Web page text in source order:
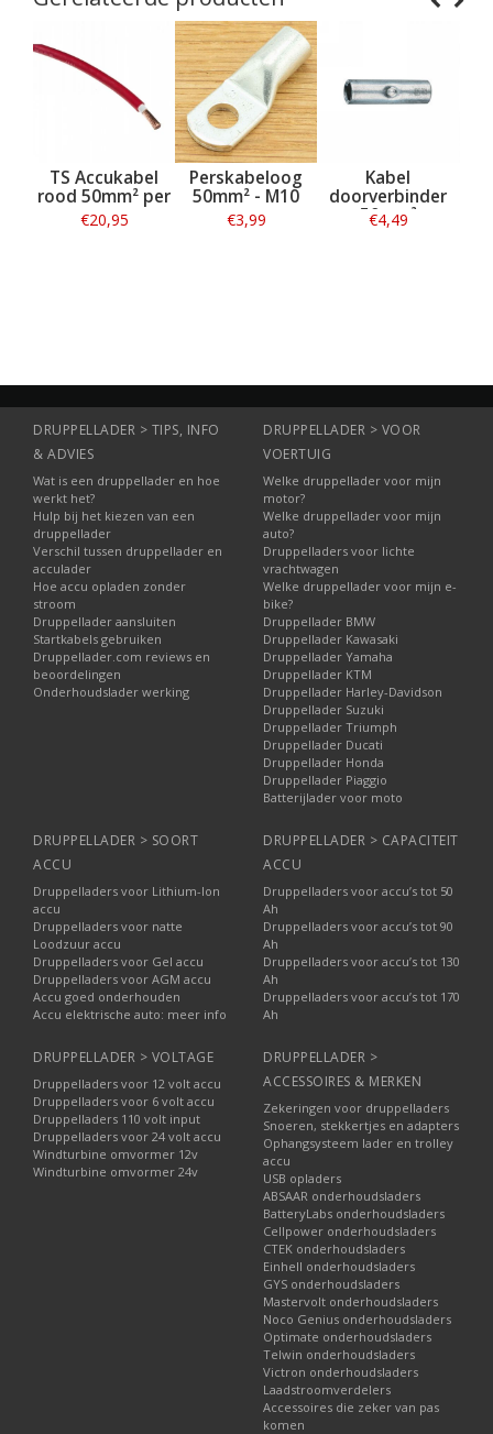
per
Perskabeloog
50mm² - M10
€3,99
Kabel
doorverbinder
50mm²
€4,49
Isolatiekap
zwart 35/50mm²
€2,99
DRUPPELLADER > TIPS, INFO
& ADVIES
Wat is een druppellader en hoe
werkt het?
Hulp bij het kiezen van een
druppellader
Verschil tussen druppellader en
acculader
Hoe accu opladen zonder
stroom
Druppellader aansluiten
Startkabels gebruiken
Druppellader.com reviews en
beoordelingen
Onderhoudslader werking
DRUPPELLADER > VOOR
VOERTUIG
Welke druppellader voor mijn
motor?
Welke druppellader voor mijn
auto?
Druppelladers voor lichte
vrachtwagen
Welke druppellader voor mijn e-
bike?
Druppellader BMW
Druppellader Kawasaki
Druppellader Yamaha
Druppellader KTM
Druppellader Harley-Davidson
Druppellader Suzuki
Druppellader Triumph
Druppellader Ducati
Druppellader Honda
Druppellader Piaggio
Batterijlader voor moto
DRUPPELLADER > SOORT
ACCU
Druppelladers voor Lithium-Ion
accu
Druppelladers voor natte
Loodzuur accu
Druppelladers voor Gel accu
Druppelladers voor AGM accu
Accu goed onderhouden
Accu elektrische auto: meer info
DRUPPELLADER > CAPACITEIT
ACCU
Druppelladers voor accu’s tot 50
Ah
Druppelladers voor accu’s tot 90
Ah
Druppelladers voor accu’s tot 130
Ah
Druppelladers voor accu’s tot 170
Ah
DRUPPELLADER > VOLTAGE
Druppelladers voor 12 volt accu
Druppelladers voor 6 volt accu
Druppelladers 110 volt input
Druppelladers voor 24 volt accu
Windturbine omvormer 12v
Windturbine omvormer 24v
DRUPPELLADER >
ACCESSOIRES & MERKEN
Zekeringen voor druppelladers
Snoeren, stekkertjes en adapters
Ophangsysteem lader en trolley
accu
USB opladers
ABSAAR onderhoudsladers
BatteryLabs onderhoudsladers
Cellpower onderhoudsladers
CTEK onderhoudsladers
Einhell onderhoudsladers
GYS onderhoudsladers
Mastervolt onderhoudsladers
Noco Genius onderhoudsladers
Optimate onderhoudsladers
Telwin onderhoudsladers
Victron onderhoudsladers
Laadstroomverdelers
Accessoires die zeker van pas
komen